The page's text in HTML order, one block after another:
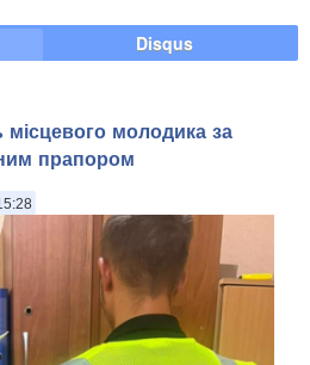
Disqus
молодика за
прапором